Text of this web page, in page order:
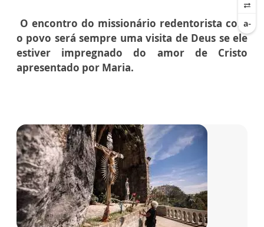
O encontro do missionário redentorista com
o povo será sempre uma visita de Deus se ele
estiver impregnado do amor de Cristo
apresentado por Maria.